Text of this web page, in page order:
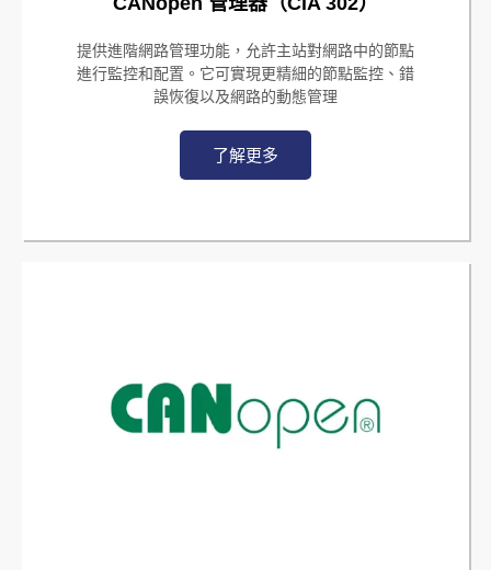
提供進階網路管理功能，允許主站對網路中的節點
進行監控和配置。它可實現更精細的節點監控、錯
誤恢復以及網路的動態管理
了解更多